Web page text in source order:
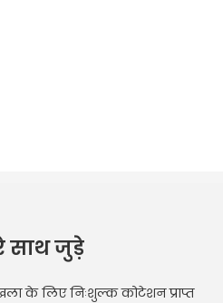
साथ जुड़े
के लिए निःशुल्क कोटेशन प्राप्त